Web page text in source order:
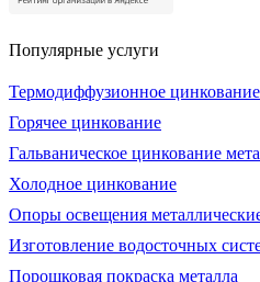
Популярные услуги
Термодиффузионное цинкование
Горячее цинкование
Гальваническое цинкование
Холодное цинкование
Опоры освещения
Изготовление водосточных
Порошковая покраска металла